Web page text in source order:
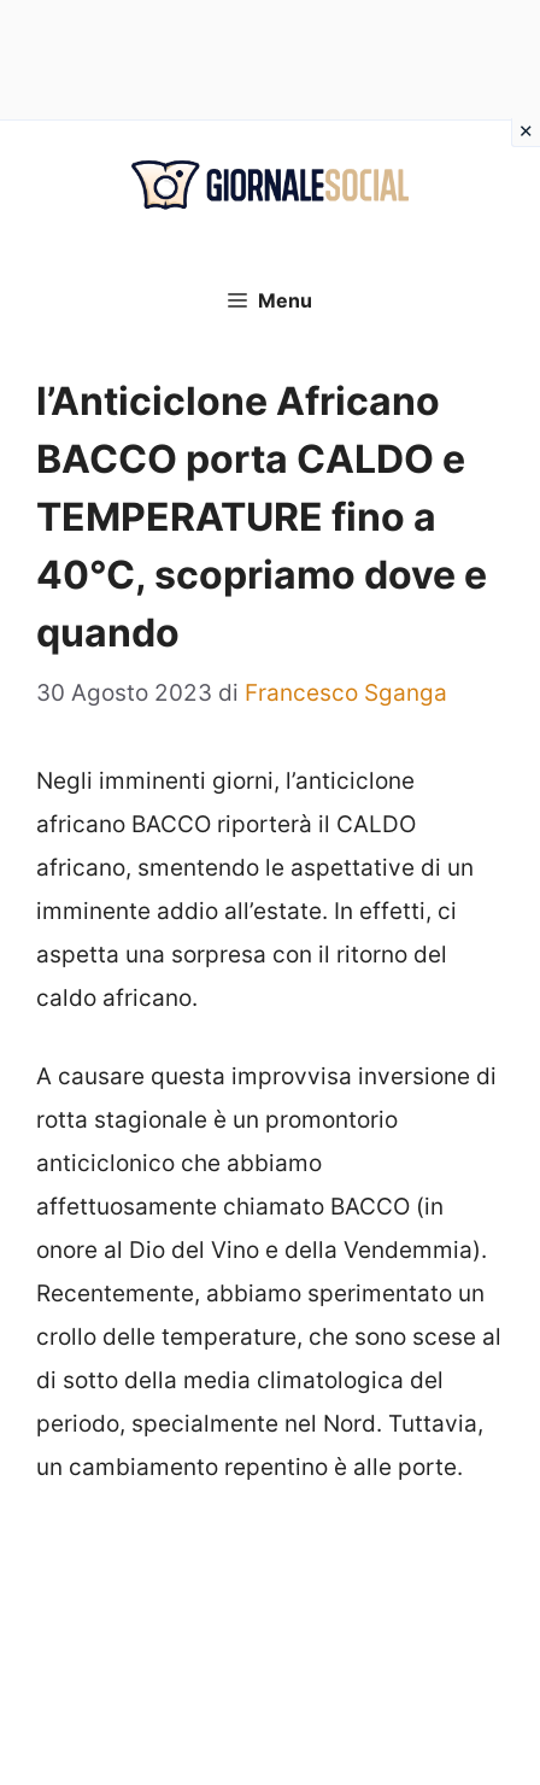
Menu
l’Anticiclone Africano
BACCO porta CALDO e
TEMPERATURE fino a
40°C, scopriamo dove e
quando
30 Agosto 2023 di Francesco Sganga
Negli imminenti giorni, l’anticiclone
africano BACCO riporterà il CALDO
africano, smentendo le aspettative di un
imminente addio all’estate. In effetti, ci
aspetta una sorpresa con il ritorno del
caldo africano.
A causare questa improvvisa inversione di
rotta stagionale è un promontorio
anticiclonico che abbiamo
affettuosamente chiamato BACCO (in
onore al Dio del Vino e della Vendemmia).
Recentemente, abbiamo sperimentato un
crollo delle temperature, che sono scese al
di sotto della media climatologica del
periodo, specialmente nel Nord. Tuttavia,
un cambiamento repentino è alle porte.